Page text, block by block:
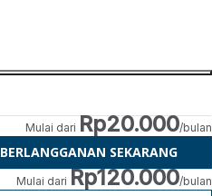
Mulai dari Rp20.000/bulan
BERLANGGANAN SEKARANG
Mulai dari Rp120.000/bulan